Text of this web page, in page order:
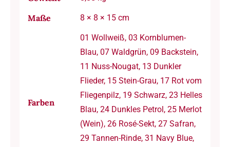
Maße 8 × 8 × 15 cm
Farben
01 Wollweiß, 03 Kornblumen-
Blau, 07 Waldgrün, 09 Backstein,
11 Nuss-Nougat, 13 Dunkler
Flieder, 15 Stein-Grau, 17 Rot vom
Fliegenpilz, 19 Schwarz, 23 Helles
Blau, 24 Dunkles Petrol, 25 Merlot
(Wein), 26 Rosé-Sekt, 27 Safran,
29 Tannen-Rinde, 31 Navy Blue,